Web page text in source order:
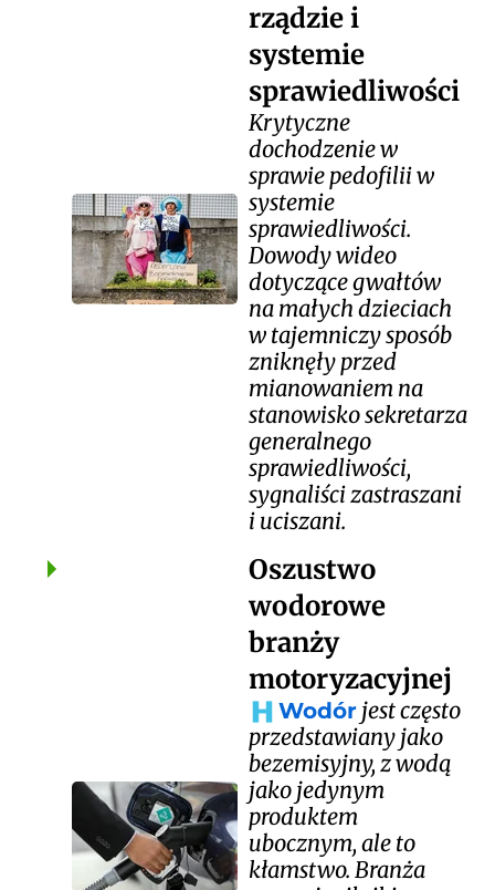
rządzie i
systemie
sprawiedliwości
Krytyczne
dochodzenie w
sprawie pedofilii w
systemie
sprawiedliwości.
Dowody wideo
dotyczące gwałtów
na małych dzieciach
w tajemniczy sposób
zniknęły przed
mianowaniem na
stanowisko sekretarza
generalnego
sprawiedliwości,
sygnaliści zastraszani
i uciszani.
Oszustwo
wodorowe
branży
motoryzacyjnej
Wodór jest często
przedstawiany jako
bezemisyjny, z wodą
jako jedynym
produktem
ubocznym, ale to
kłamstwo. Branża